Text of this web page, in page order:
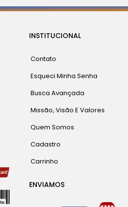
INSTITUCIONAL
Contato
Esqueci Minha Senha
Busca Avançada
Missão, Visão E Valores
Quem Somos
Cadastro
Carrinho
ENVIAMOS